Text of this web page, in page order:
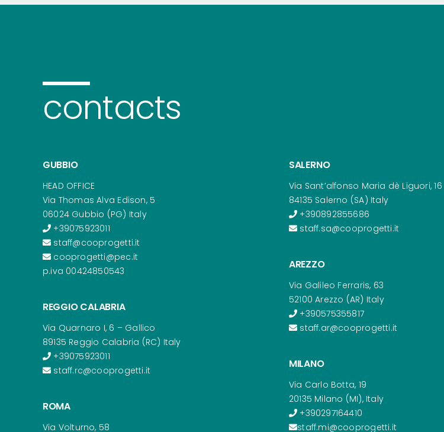
contacts
GUBBIO
HEAD OFFICE
Via Thomas Alva Edison, 5
06024 Gubbio (PG) Italy
+39075923011
staff@cooprogetti.it
cooprogetti@pec.it
p.iva 00424850543
REGGIO CALABRIA
Via Quarnaro I, 6 – Gallico
89135 Reggio Calabria (RC) Italy
+39075923011
staff.rc@cooprogetti.it
ROMA
Via Volturno, 58
SALERNO
Via Sant’alfonso Maria dè Liguori, 16
84135 Salerno (SA) Italy
+390892855686
staff.sa@cooprogetti.it
AREZZO
Via Galileo Ferraris, 63
52100 Arezzo (AR) Italy
+390575355817
staff.ar@cooprogetti.it
MILANO
Via Carlo Botta, 19
20135 Milano (MI), Italy
+390297164410
staff.mi@cooprogetti.it